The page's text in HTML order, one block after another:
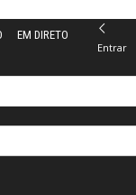
EM DIRETO
Entrar